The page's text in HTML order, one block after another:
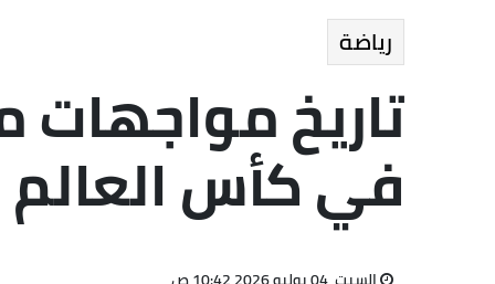
رياضة
في كأس العالم 2026